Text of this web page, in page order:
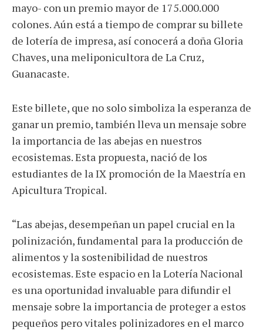
mayo- con un premio mayor de 175.000.000
colones. Aún está a tiempo de comprar su billete
de lotería de impresa, así conocerá a doña Gloria
Chaves, una meliponicultora de La Cruz,
Guanacaste.
Este billete, que no solo simboliza la esperanza de
ganar un premio, también lleva un mensaje sobre
la importancia de las abejas en nuestros
ecosistemas. Esta propuesta, nació de los
estudiantes de la IX promoción de la Maestría en
Apicultura Tropical.
“Las abejas, desempeñan un papel crucial en la
polinización, fundamental para la producción de
alimentos y la sostenibilidad de nuestros
ecosistemas. Este espacio en la Lotería Nacional
es una oportunidad invaluable para difundir el
mensaje sobre la importancia de proteger a estos
pequeños pero vitales polinizadores en el marco